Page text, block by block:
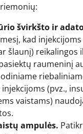
švirkšto ir
kad
šlaunį) reikalingos
raumeninį
(pvz.,
vaistams)
ampulės.